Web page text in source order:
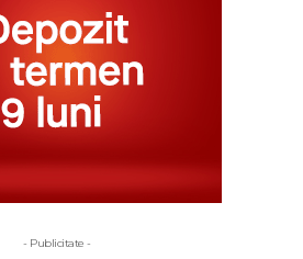
- Publicitate -